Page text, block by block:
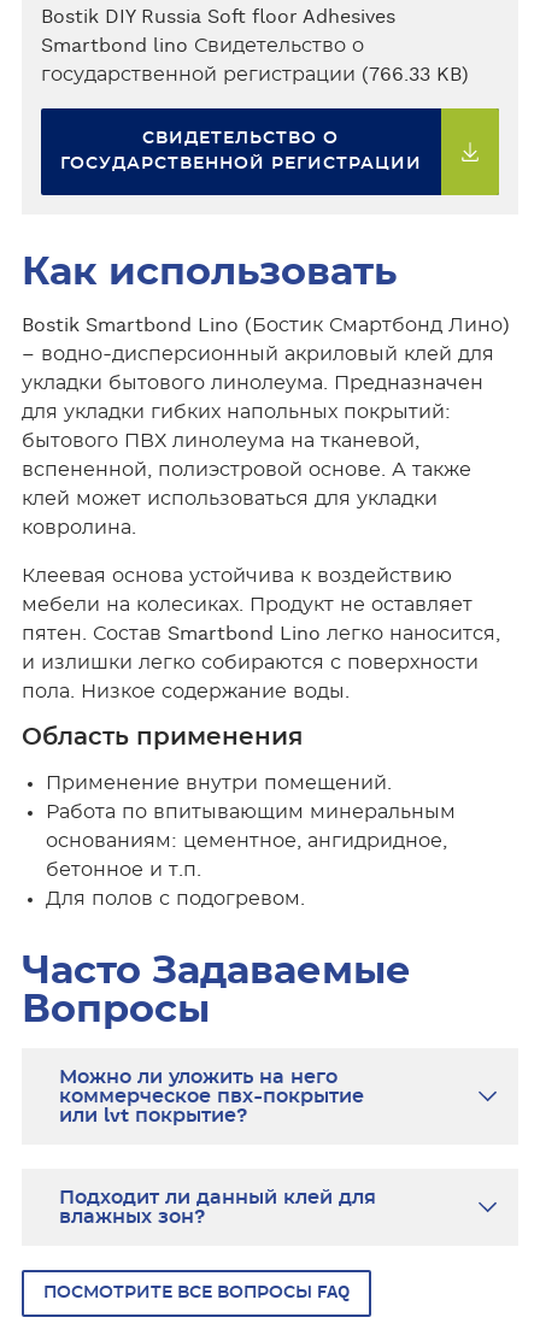
Bostik DIY Russia Soft floor Adhesives
Smartbond lino Свидетельство о
государственной регистрации (766.33 KB)
СВИДЕТЕЛЬСТВО О
ГОСУДАРСТВЕННОЙ РЕГИСТРАЦИИ
Как использовать
Bostik Smartbond Lino (Бостик Смартбонд Лино)
– водно-дисперсионный акриловый клей для
укладки бытового линолеума. Предназначен
для укладки гибких напольных покрытий:
бытового ПВХ линолеума на тканевой,
вспененной, полиэстровой основе. А также
клей может использоваться для укладки
ковролина.
Клеевая основа устойчива к воздействию
мебели на колесиках. Продукт не оставляет
пятен. Состав Smartbond Lino легко наносится,
и излишки легко собираются с поверхности
пола. Низкое содержание воды.
Область применения
Применение внутри помещений.
Работа по впитывающим минеральным
основаниям: цементное, ангидридное,
бетонное и т.п.
Для полов с подогревом.
Часто Задаваемые
Вопросы
Можно ли уложить на него
коммерческое пвх-покрытие
или lvt покрытие?
Подходит ли данный клей для
влажных зон?
ПОСМОТРИТЕ ВСЕ ВОПРОСЫ FAQ